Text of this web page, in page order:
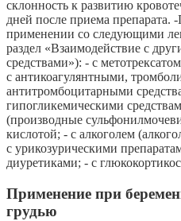
склонность к развитию
дней после приема препарата.
применении со следующими
раздел «Взаимодействие с
средствами»): - с
с антикоагулянтными,
антитромбоцитарными
гипогликемическими
(производные
кислотой; - с алкоголем
с урикозурическими
диуретиками; - с
Применение при
грудью